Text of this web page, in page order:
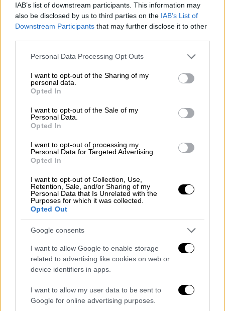
IAB’s list of downstream participants. This information may
also be disclosed by us to third parties on the IAB’s List of
Downstream Participants that may further disclose it to other
Please note that this website/app uses one or more Google
not limited to your visit or usage behaviour. You may click to
grant or deny consent to Google and its third-party tags to
use your data for below specified purposes in below Google
consent section.
Personal Data Processing Opt Outs
I want to opt-out of the Sharing of my
personal data.
Opted In
I want to opt-out of the Sale of my
Personal Data.
Opted In
I want to opt-out of processing my
Personal Data for Targeted Advertising.
Opted In
I want to opt-out of Collection, Use,
Retention, Sale, and/or Sharing of my
Personal Data that Is Unrelated with the
Purposes for which it was collected.
Opted Out
Google consents
I want to allow Google to enable storage
related to advertising like cookies on web or
device identifiers in apps.
I want to allow my user data to be sent to
Google for online advertising purposes.
Απόψεις|02.08.2019 16:00
Η «γκάφα» του κ.Μπάρκα και πώς θα
σωζόταν
Με όλο τον σεβασμό στον βουλευτή του
twitter ανέτοιμος και ανενημέρωτος.